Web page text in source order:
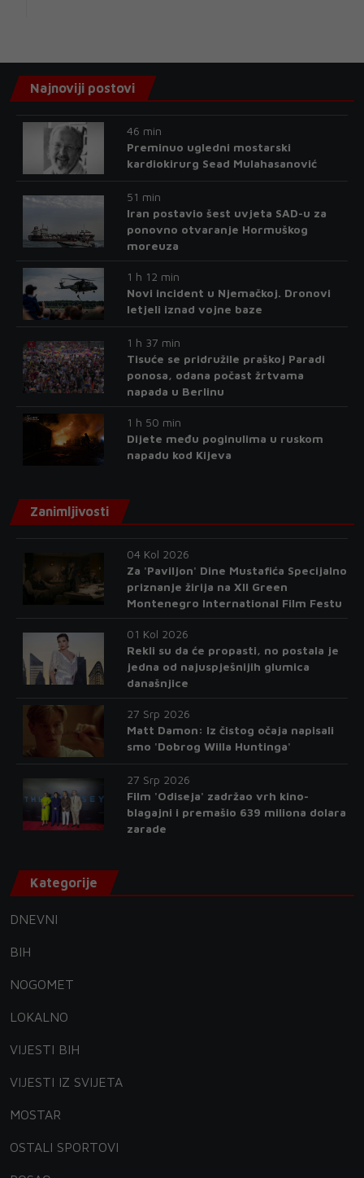
Najnoviji postovi
46 min
Preminuo ugledni mostarski
kardiokirurg Sead Mulahasanović
51 min
Iran postavio šest uvjeta SAD-u za
ponovno otvaranje Hormuškog
moreuza
1 h 12 min
Novi incident u Njemačkoj. Dronovi
letjeli iznad vojne baze
1 h 37 min
Tisuće se pridružile praškoj Paradi
ponosa, odana počast žrtvama
napada u Berlinu
1 h 50 min
Dijete među poginulima u ruskom
napadu kod Kijeva
Zanimljivosti
04 Kol 2026
Za 'Paviljon' Dine Mustafića Specijalno
priznanje žirija na XII Green
Montenegro International Film Festu
01 Kol 2026
Rekli su da će propasti, no postala je
jedna od najuspješnijih glumica
današnjice
27 Srp 2026
Matt Damon: Iz čistog očaja napisali
smo 'Dobrog Willa Huntinga'
27 Srp 2026
Film 'Odiseja' zadržao vrh kino-
blagajni i premašio 639 miliona dolara
zarade
Kategorije
DNEVNI
BIH
NOGOMET
LOKALNO
VIJESTI BIH
VIJESTI IZ SVIJETA
MOSTAR
OSTALI SPORTOVI